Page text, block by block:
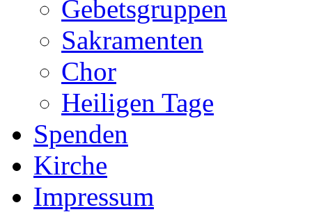
Gebetsgruppen
Sakramenten
Chor
Heiligen Tage
Spenden
Kirche
Impressum